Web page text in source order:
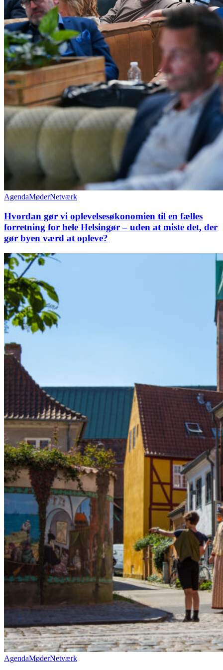
AgendaMøderNetværk
Hvordan gør vi oplevelsesøkonomien til en fælles
forretning for hele Helsingør – uden at miste det, der
gør byen værd at opleve?
600
års
købstadsjubilæum:
Hvem?
Hvor?
Hvad?
Hvordan?
Hvorfor?
AgendaMøderNetværk